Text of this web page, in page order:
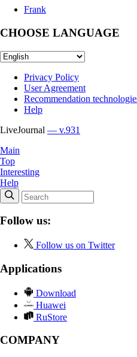
Frank
CHOOSE LANGUAGE
Privacy Policy
User Agreement
Recommendation
Help
LiveJournal — v.931
Main
Top
Interesting
Help
Follow us:
Follow us on Twitter
Applications
Download
Huawei
RuStore
COMPANY